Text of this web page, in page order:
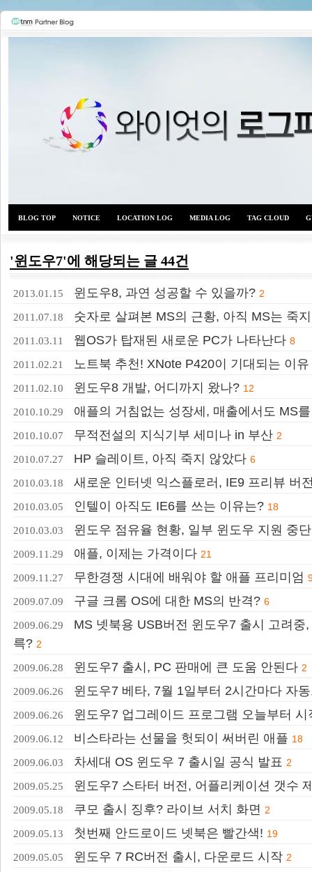
BLOG TOP NOTICE LOCATION LOG MEDIA LOG TAG CLOUD
'윈도우7'에 해당되는 글 44건
2013.01.15 윈도우8, 과연 성공할 수 있을까? 2
2011.07.18 숫자로 살펴본 MS의 근황, 아직 MS는 죽
2011.03.11 웹OS가 탑재된 새로운 PC가 나타난다 8
2011.02.21 노트북 추천! XNote P420이 기대되는 이유
2011.02.10 윈도우8 개발, 어디까지 왔나? 12
2010.10.29 애플의 거침없는 성장세, 매출에서도 MS
2010.10.07 무적전설의 지식기부 세미나 in 부산 2
2010.07.27 HP 슬레이트, 아직 죽지 않았다 6
2010.03.18 새로운 인터넷 익스플로러, IE9 프리뷰 버
2010.03.05 인텔이 아직도 IE6를 쓰는 이유는? 18
2010.03.03 윈도우 점유율 현황, 일부 윈도우 지원 중
2009.11.29 애플, 이제는 가격이다 21
2009.11.27 무한경쟁 시대에 배워야 할 애플 프리미엄
2009.07.09 구글 크롬 OS에 대한 MS의 반격? 6
2009.06.29
MS 넷북용 USB버전 윈도우7 출시 고려중
륵? 2
2009.06.28 윈도우7 출시, PC 판매에 큰 도움 안된다 2
2009.06.26 윈도우7 베타, 7월 1일부터 2시간마다 자
2009.06.26 윈도우7 업그레이드 프로그램 오늘부터 시
2009.06.12 비스타라는 선물을 헛되이 써버린 애플 18
2009.06.03 차세대 OS 윈도우 7 출시일 공식 발표 2
2009.05.25 윈도우7 스타터 버전, 어플리케이션 갯수
2009.05.18 쿠모 출시 징후? 라이브 서치 화면 2
2009.05.13 첫번째 안드로이드 넷북은 빨간색! 19
2009.05.05 윈도우 7 RC버전 출시, 다운로드 시작 2